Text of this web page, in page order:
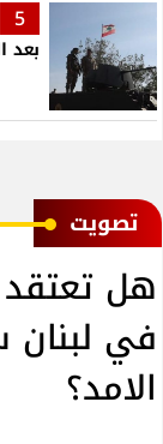
5
بعد
ﺗﺼﻮﻳﺖ
هل تعتقد
في لبنان
الامد؟